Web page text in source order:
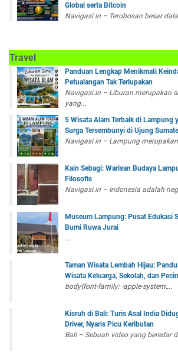
Global serta Bitcoin
Navigasi.in – Terobosan besar
Travel
Panduan Lengkap Menikmati
Petualangan Tak Terlupakan
Navigasi.in – Liburan merupakan
yang...
5 Wisata Alam Terbaik di Lampung
Surga Tersembunyi di Ujung
Navigasi.in – Lampung
Kain Sebagi: Warisan Budaya
Filosofis
Navigasi.in – Indonesia adalah
Museum Lampung: Pusat Edukasi
Bumi Ruwa Jurai
...
Taman Wisata Lembah Hijau:
Wisata Keluarga, Sekolah, dan
body{font-family: -apple-system,...
Kisruh di Bali: Turis Asal India
Driver, Nyaris Picu Keributan
Bali – Sebuah video yang beredar